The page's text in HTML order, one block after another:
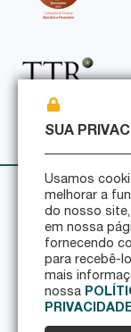
Política
© 2026
SUA
Usamos
melhorar a
do nosso
em nossa
fornecendo
para recebê-
mais
nossa